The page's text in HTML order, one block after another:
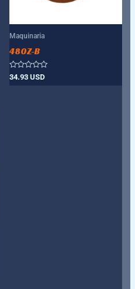
Maquinaria
480Z-B
Valorado
con
34.93 USD